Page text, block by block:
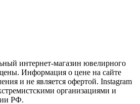
интернет-магазин ювелирного
Информация о цене на сайте
и не является офертой. Instagram
организациями и
РФ.